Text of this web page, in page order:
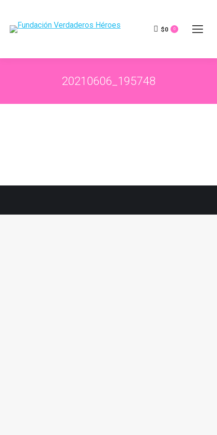
$0 0
20210606_195748